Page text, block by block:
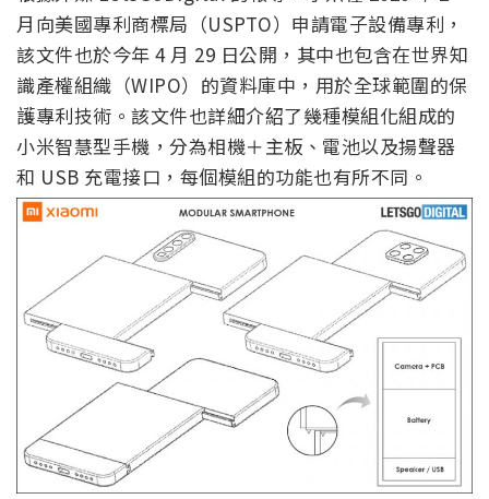
月向美國專利商標局（USPTO）申請電子設備專利，
該文件也於今年 4 月 29 日公開，其中也包含在世界知
識產權組織（WIPO）的資料庫中，用於全球範圍的保
護專利技術。該文件也詳細介紹了幾種模組化組成的
小米智慧型手機，分為相機＋主板、電池以及揚聲器
和 USB 充電接口，每個模組的功能也有所不同。